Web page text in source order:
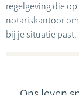
regelgeving die
notariskantoor
bij je situatie past.